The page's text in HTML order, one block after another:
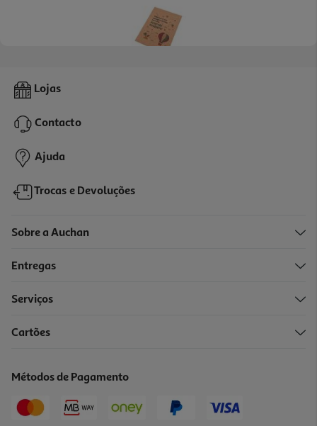
Envelope Juvenil Kraft 449
0,99 €
Lojas
Contacto
Ajuda
Trocas e Devoluções
Sobre a Auchan
Entregas
Serviços
Cartões
Métodos de Pagamento